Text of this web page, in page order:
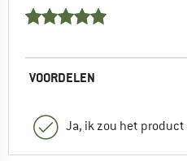
VOORDELEN
Ja, ik zou het